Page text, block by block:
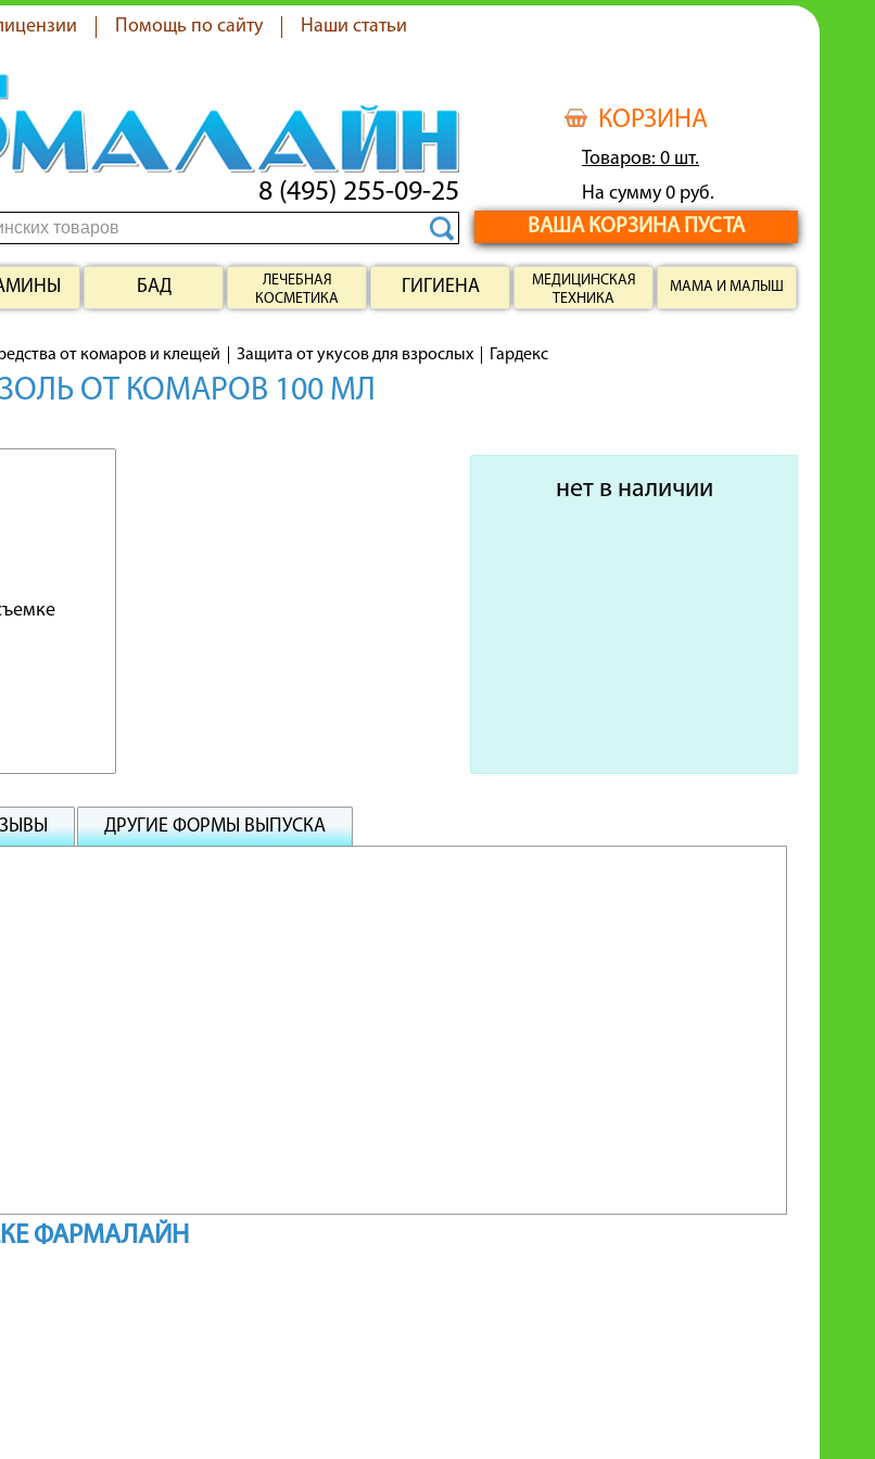
Помощь по сайту Наши статьи
КОРЗИНА
Товаров: 0 шт.
На сумму 0 руб.
ВАША КОРЗИНА ПУСТА
8 (495) 255-09-25
БАД
ЛЕЧЕБНАЯ
КОСМЕТИКА
ГИГИЕНА
МЕДИЦИНСКАЯ
ТЕХНИКА
МАМА И МАЛЫШ
от комаров и клещей Защита от укусов для взрослых Гардекс
ОТ КОМАРОВ 100 МЛ
нет в наличии
ДРУГИЕ ФОРМЫ ВЫПУСКА
ФАРМАЛАЙН